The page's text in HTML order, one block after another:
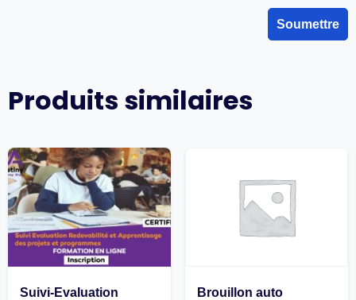
Produits similaires
Suivi-Evaluation
Brouillon auto